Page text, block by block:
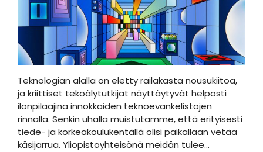
Teknologian alalla on eletty railakasta nousukiitoa,
ja kriittiset tekoälytutkijat näyttäytyvät helposti
ilonpilaajina innokkaiden teknoevankelistojen
rinnalla. Senkin uhalla muistutamme, että erityisesti
tiede- ja korkeakoulukentällä olisi paikallaan vetää
käsijarrua. Yliopistoyhteisönä meidän tulee…